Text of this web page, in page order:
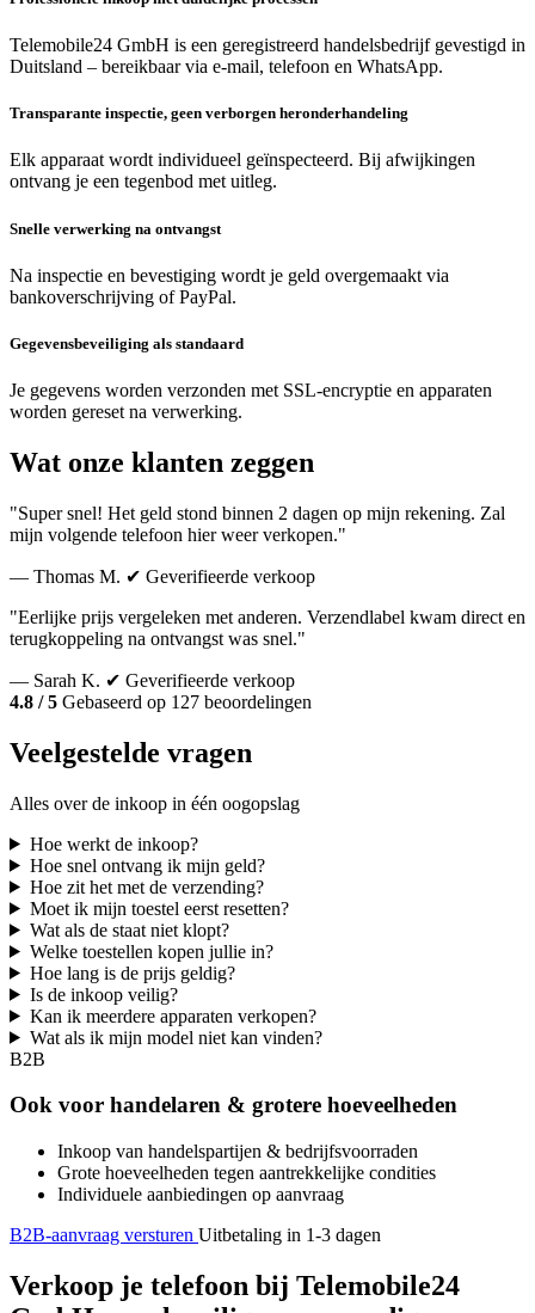
Telemobile24 GmbH is een geregistreerd handelsbedrijf gevestigd in
Duitsland – bereikbaar via e-mail, telefoon en WhatsApp.
Transparante inspectie, geen verborgen heronderhandeling
Elk apparaat wordt individueel geïnspecteerd. Bij afwijkingen
ontvang je een tegenbod met uitleg.
Snelle verwerking na ontvangst
Na inspectie en bevestiging wordt je geld overgemaakt via
bankoverschrijving of PayPal.
Gegevensbeveiliging als standaard
Je gegevens worden verzonden met SSL-encryptie en apparaten
worden gereset na verwerking.
Wat onze klanten zeggen
"Super snel! Het geld stond binnen 2 dagen op mijn rekening. Zal
mijn volgende telefoon hier weer verkopen."
— Thomas M. ✔ Geverifieerde verkoop
"Eerlijke prijs vergeleken met anderen. Verzendlabel kwam direct en
terugkoppeling na ontvangst was snel."
— Sarah K. ✔ Geverifieerde verkoop
4.8 / 5 Gebaseerd op 127 beoordelingen
Veelgestelde vragen
Alles over de inkoop in één oogopslag
Hoe werkt de inkoop?
Hoe snel ontvang ik mijn geld?
Hoe zit het met de verzending?
Moet ik mijn toestel eerst resetten?
Wat als de staat niet klopt?
Welke toestellen kopen jullie in?
Hoe lang is de prijs geldig?
Is de inkoop veilig?
Kan ik meerdere apparaten verkopen?
Wat als ik mijn model niet kan vinden?
B2B
Ook voor handelaren & grotere hoeveelheden
Inkoop van handelspartijen & bedrijfsvoorraden
Grote hoeveelheden tegen aantrekkelijke condities
Individuele aanbiedingen op aanvraag
B2B-aanvraag versturen Uitbetaling in 1-3 dagen
Verkoop je telefoon bij Telemobile24